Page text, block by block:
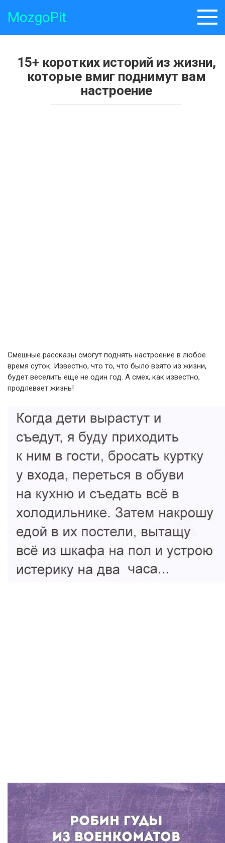
MozgoPit
15+ коротких историй из жизни,
которые вмиг поднимут вам
настроение
Смешные рассказы смогут поднять настроение в любое
время суток. Известно, что то, что было взято из жизни,
будет веселить еще не один год. А смех, как известно,
продлевает жизнь!